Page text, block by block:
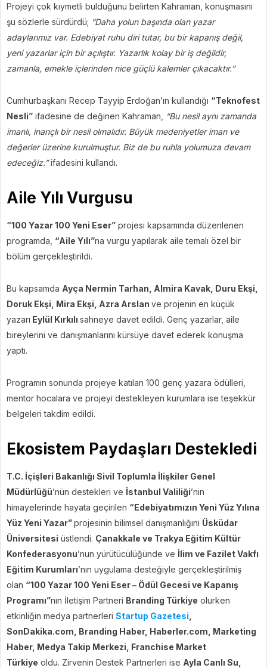
Projeyi çok kıymetli bulduğunu belirten Kahraman, konuşmasını
şu sözlerle sürdürdü; “Daha yolun başında olan yazar
adaylarımız var. Edebiyat ruhu diri tutar, bu bir kapanış değil,
yeni yazarlar için bir açılıştır. Yazarlık kolay bir iş değildir,
zamanla, emekle içlerinden nice güçlü kalemler çıkacaktır.”
Cumhurbaşkanı Recep Tayyip Erdoğan’ın kullandığı “Teknofest
Nesli” ifadesine de değinen Kahraman,
“Bu nesil aynı zamanda
imanlı, inançlı bir nesil olmalıdır. Büyük medeniyetler iman ve
değerler üzerine kurulmuştur. Biz de bu ruhla yolumuza devam
edeceğiz.”ifadesini kullandı.
Aile Yılı Vurgusu
“100 Yazar 100 Yeni Eser” projesi kapsamında düzenlenen
programda, “Aile Yılı”na vurgu yapılarak aile temalı özel bir
bölüm gerçekleştirildi.
Bu kapsamda Ayça Nermin Tarhan, Almira Kavak, Duru Ekşi,
Doruk Ekşi, Mira Ekşi, Azra Arslan ve projenin en küçük
yazarı Eylül Kırkılı sahneye davet edildi. Genç yazarlar, aile
bireylerini ve danışmanlarını kürsüye davet ederek konuşma
yaptı.
Programın sonunda projeye katılan 100 genç yazara ödülleri,
mentor hocalara ve projeyi destekleyen kurumlara ise teşekkür
belgeleri takdim edildi.
Ekosistem Paydaşları Destekledi
T.C. İçişleri Bakanlığı Sivil Toplumla İlişkiler Genel
Müdürlüğü’nün destekleri ve İstanbul Valiliği’nin
himayelerinde hayata geçirilen “Edebiyatımızın Yeni Yüz Yılına
Yüz Yeni Yazar”projesinin bilimsel danışmanlığını Üsküdar
Üniversitesi üstlendi. Çanakkale ve Trakya Eğitim Kültür
Konfederasyonu’nun yürütücülüğünde ve İlim ve Fazilet Vakfı
Eğitim Kurumları’nın uygulama desteğiyle gerçekleştirilmiş
olan “100 Yazar 100 Yeni Eser – Ödül Gecesi ve Kapanış
Programı”nın İletişim Partneri Branding Türkiye olurken
etkinliğin medya partnerleri Startup Gazetesi
SonDakika.com, Branding Haber, Haberler.com, Marketing
Haber, Medya Takip Merkezi, Franchise Market
Türkiye oldu. Zirvenin Destek Partnerleri ise Ayla Canlı Su,